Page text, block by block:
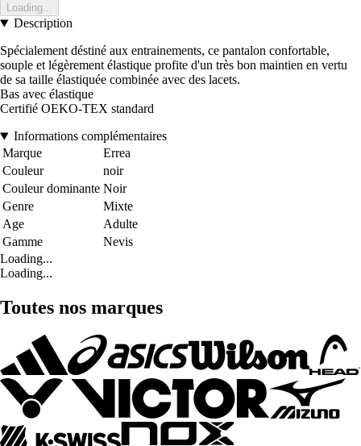
Loading...
Description
Spécialement déstiné aux entrainements, ce pantalon confortable,
souple et légèrement élastique profite d'un très bon maintien en vertu
de sa taille élastiquée combinée avec des lacets.
Bas avec élastique
Certifié OEKO-TEX standard
Informations complémentaires
Marque
Errea
Couleur
noir
Couleur dominante Noir
Genre
Mixte
Age
Adulte
Gamme
Nevis
Loading...
Loading...
Toutes nos marques